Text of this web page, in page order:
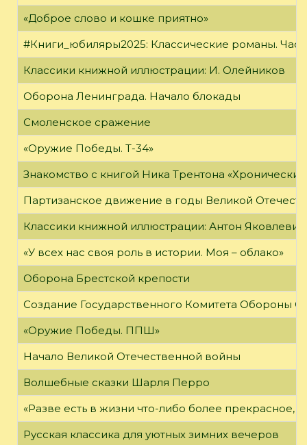
«Доброе слово и кошке приятно»
#Книги_юбиляры2025: Классические романы.
Классики книжной иллюстрации: И. Олейников
Оборона Ленинграда. Начало блокады
Смоленское сражение
«Оружие Победы. Т-34»
Знакомство с книгой Ника Трентона
Партизанское движение в годы Великой
Классики книжной иллюстрации: Антон
«У всех нас своя роль в истории. Моя – облако»
Оборона Брестской крепости
Создание Государственного Комитета Обороны
«Оружие Победы. ППШ»
Начало Великой Отечественной войны
Волшебные сказки Шарля Перро
«Разве есть в жизни что-либо более прекрасное,
Русская классика для уютных зимних вечеров